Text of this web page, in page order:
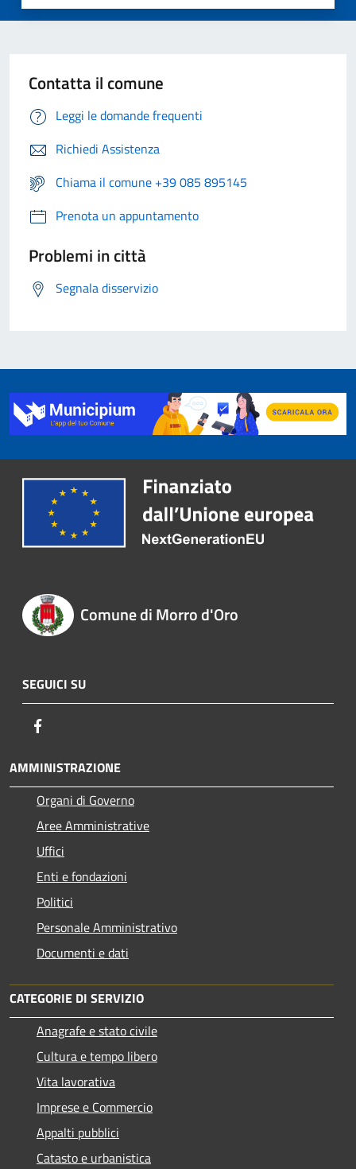
Contatta il comune
Leggi le domande frequenti
Richiedi Assistenza
Chiama il comune +39 085 895145
Prenota un appuntamento
Problemi in città
Segnala disservizio
Comune di Morro d'Oro
SEGUICI SU
AMMINISTRAZIONE
Organi di Governo
Aree Amministrative
Uffici
Enti e fondazioni
Politici
Personale Amministrativo
Documenti e dati
CATEGORIE DI SERVIZIO
Anagrafe e stato civile
Cultura e tempo libero
Vita lavorativa
Imprese e Commercio
Appalti pubblici
Catasto e urbanistica